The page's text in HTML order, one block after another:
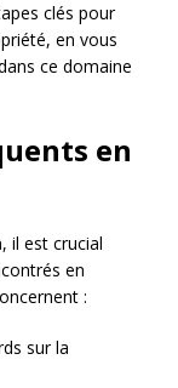
clés pour
en vous
ce domaine
en
il est crucial
en
:
sur la